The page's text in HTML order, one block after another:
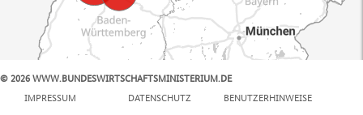
© 2026 WWW.BUNDESWIRTSCHAFTSMINISTERIUM.DE
IMPRESSUM
DATENSCHUTZ BENUTZERHINWEISE